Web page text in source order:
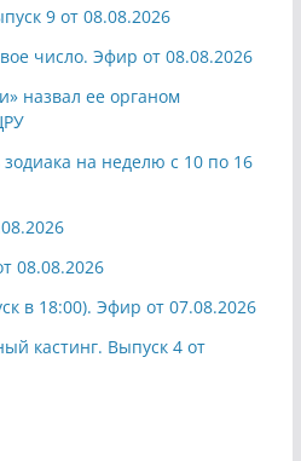
9 от 08.08.2026
число. Эфир от 08.08.2026
назвал ее органом
зодиака на неделю с 10 по 16
08.08.2026
в 18:00). Эфир от 07.08.2026
кастинг. Выпуск 4 от